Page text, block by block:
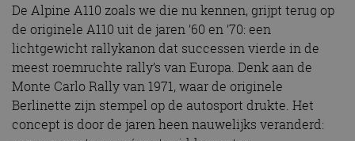
De Alpine A110 zoals we die nu kennen, grijpt terug op
de originele A110 uit de jaren ’60 en ’70: een
lichtgewicht rallykanon dat successen vierde in de
meest roemruchte rally’s van Europa. Denk aan de
Monte Carlo Rally van 1971, waar de originele
Berlinette zijn stempel op de autosport drukte. Het
concept is door de jaren heen nauwelijks veranderd: